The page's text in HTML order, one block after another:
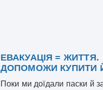
ЕВАКУАЦІЯ = ЖИТТЯ.
ДОПОМОЖИ КУПИТИ
Поки ми доїдали паски й